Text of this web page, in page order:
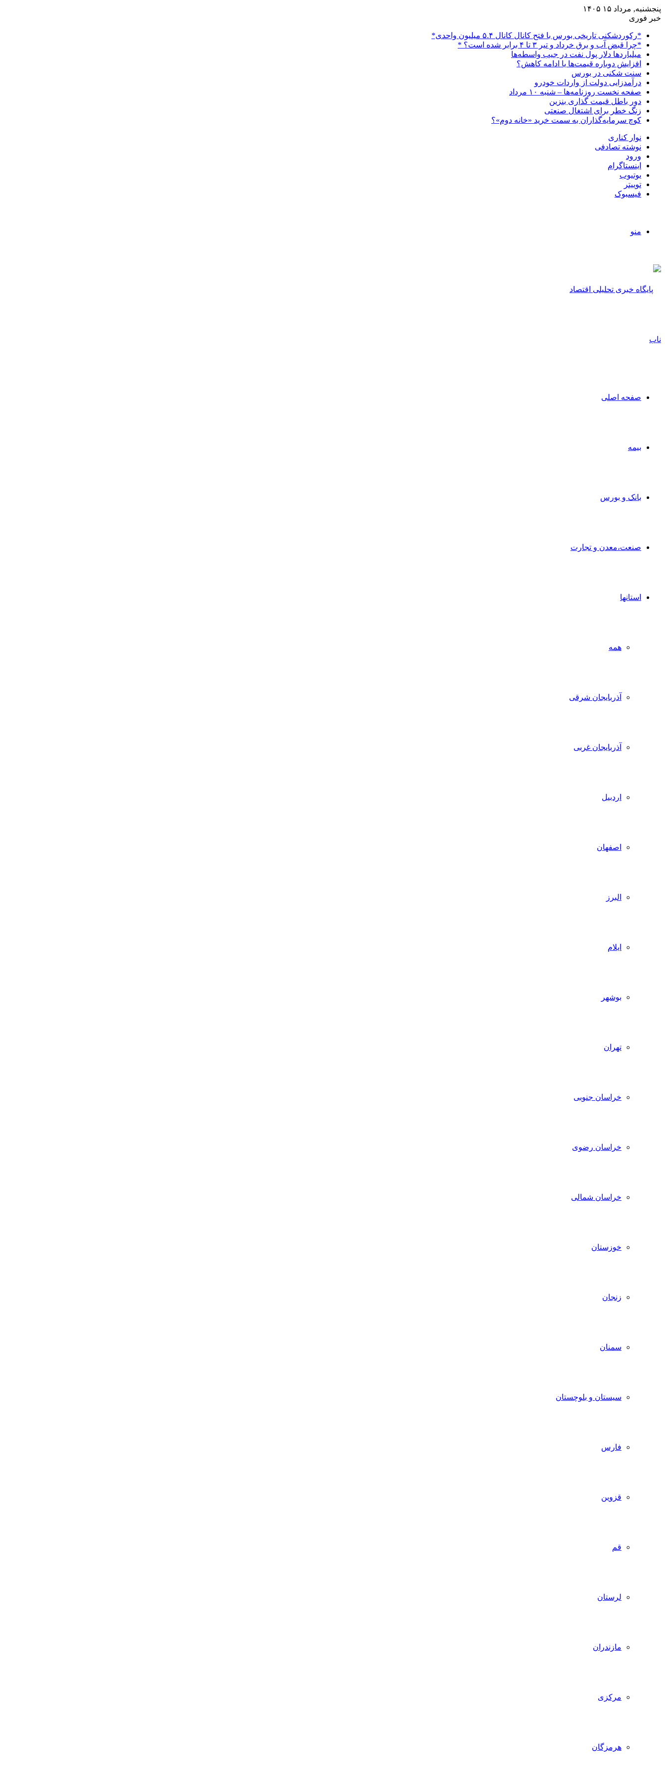
پنجشنبه, مرداد ۱۵ ۱۴۰۵
خبر فوری
*رکوردشکنی تاریخی بورس با فتح کانال کانال ۵.۴ میلیون واحدی*
*چرا قبض آب و برق خرداد و تیر ۳ تا ۴ برابر شده است؟ *
میلیاردها دلار پول نفت در جیب واسطه‌ها
افزایش دوباره قیمت‌ها یا ادامه کاهش؟
سنت شکنی در بورس
درآمدزایی دولت از واردات خودرو
صفحه نخست روزنامه‌ها – شنبه ۱۰ مرداد
دور باطل قیمت گذاری بنزین
زنگ خطر برای اشتغال صنعتی
کوچ سرمایه‌گذاران به سمت خرید «خانه دوم»؟
نوار کناری
نوشته تصادفی
ورود
اینستاگرام
یوتیوب
توییتر
فیسبوک
منو
صفحه اصلی
بیمه
بانک و بورس
صنعت،معدن و تجارت
استانها
همه
آذربایجان شرقی
آذربایجان غربی
اردبیل
اصفهان
البرز
ایلام
بوشهر
تهران
خراسان جنوبی
خراسان رضوی
خراسان شمالی
خوزستان
زنجان
سمنان
سیستان و بلوچستان
فارس
قزوین
قم
لرستان
مازندران
مرکزی
هرمزگان